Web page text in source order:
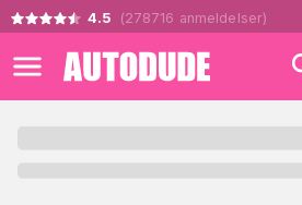
4.5 (278716 anmeldelser)